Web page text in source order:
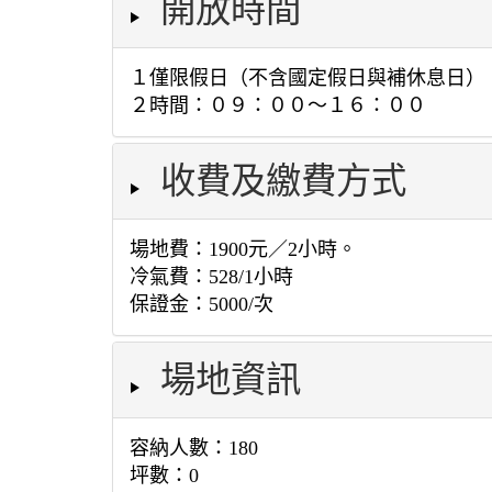
開放時間
１僅限假日（不含國定假日與補休息日）
２時間：０９：００～１６：００
收費及繳費方式
場地費：1900元／2小時。
冷氣費：528/1小時
保證金：5000/次
場地資訊
容納人數：180
坪數：0